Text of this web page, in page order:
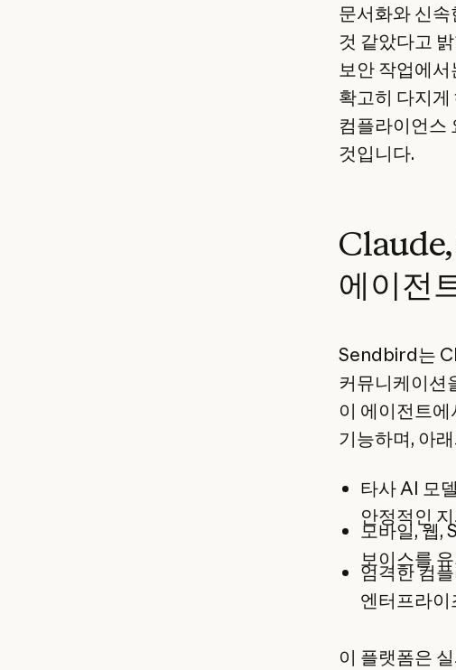
문서화와 신속
것 같았다고
보안 작업에
확고히 다지
컴플라이언스
것입니다.
에이전
Sendbird는
커뮤니케이션
이 에이전트
기능하며, 아
타사 AI 모
안정적인
모바일, 웹,
보이스를
엄격한 컴
엔터프라이
이 플랫폼은